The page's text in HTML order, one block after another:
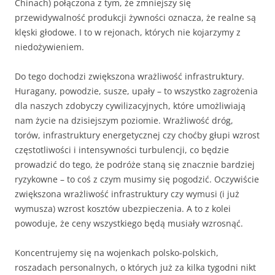
Chinach) połączona z tym, że zmniejszy się
przewidywalność produkcji żywności oznacza, że realne są
klęski głodowe. I to w rejonach, których nie kojarzymy z
niedożywieniem.
Do tego dochodzi zwiększona wrażliwość infrastruktury.
Huragany, powodzie, susze, upały – to wszystko zagrożenia
dla naszych zdobyczy cywilizacyjnych, które umożliwiają
nam życie na dzisiejszym poziomie. Wrażliwość dróg,
torów, infrastruktury energetycznej czy choćby głupi wzrost
częstotliwości i intensywności turbulencji, co będzie
prowadzić do tego, że podróże staną się znacznie bardziej
ryzykowne – to coś z czym musimy się pogodzić. Oczywiście
zwiększona wrażliwość infrastruktury czy wymusi (i już
wymusza) wzrost kosztów ubezpieczenia. A to z kolei
powoduje, że ceny wszystkiego będą musiały wzrosnąć.
Koncentrujemy się na wojenkach polsko-polskich,
roszadach personalnych, o których już za kilka tygodni nikt